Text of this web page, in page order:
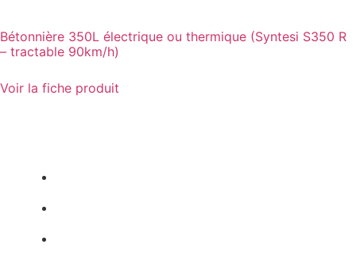
Bétonnière 350L électrique ou thermique (Syntesi S350 R
– tractable 90km/h)
Voir la fiche produit